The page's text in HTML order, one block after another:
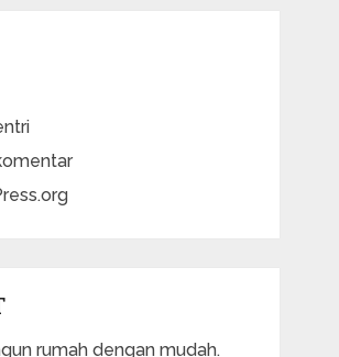
rumah dengan mudah.